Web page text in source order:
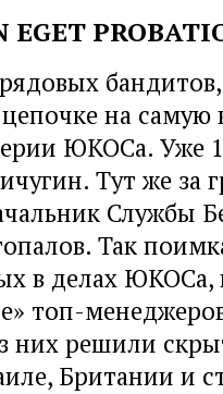
на
ЮКОСа. Уже
Тут же за
Службы
Так
в делах ЮКОСа,
топ-
них решили
Британии и